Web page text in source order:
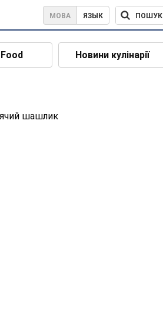
МОВА ЯЗЫК ПОШУК
Новини кулінарії